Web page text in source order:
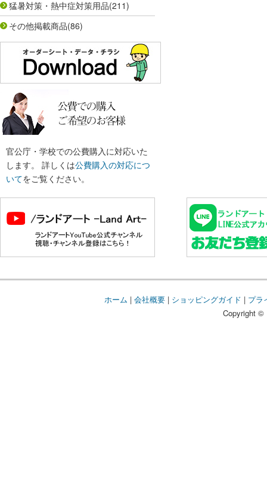
猛暑対策・熱中症対策用品(211)
その他掲載商品(86)
官公庁・学校での公費購入に対応いた
します。 詳しくは公費購入の対応につ
いてをご覧ください。
ホーム | 会社概要| ショッピングガイド | プラ
Copyright ©